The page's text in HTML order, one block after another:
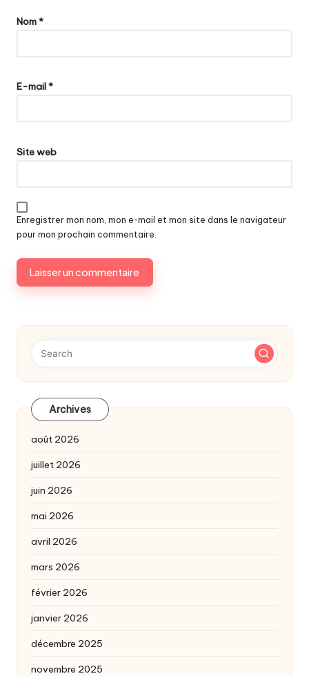
Nom*
E-mail*
Site web
Enregistrer mon nom, mon e-mail et mon site dans le navigateur
pour mon prochain commentaire.
Archives
août 2026
juillet 2026
juin 2026
mai 2026
avril 2026
mars 2026
février 2026
janvier 2026
décembre 2025
novembre 2025